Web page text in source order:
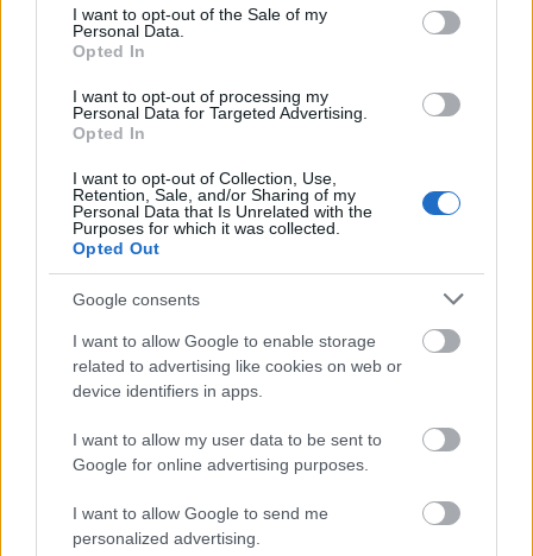
consent section.
I want to opt-out of the Sale of my
Personal Data.
Opted In
I want to opt-out of processing my
Personal Data for Targeted Advertising.
Opted In
I want to opt-out of Collection, Use,
Retention, Sale, and/or Sharing of my
Personal Data that Is Unrelated with the
Purposes for which it was collected.
Opted Out
Google consents
I want to allow Google to enable storage
related to advertising like cookies on web or
device identifiers in apps.
I want to allow my user data to be sent to
Google for online advertising purposes.
I want to allow Google to send me
personalized advertising.
ΔΙΑΒΑΣΕ ΑΚΟΜΗ:
Η στιγμή που ο Άλεκ Μπόλντουιν καταλαβαίνει οτι
σκότωσε την 42χρονη (vid)
Ειδικός εξηγεί πως το όπλο του Μπόλντουιν σκότωσε την
42χρονη: «Το περιβάλλον ευνοούσε τα λάθη» (vid)
Σκορδά εναντίον Σρόιτερ για την «Αυτοψία»: «Πήγε να
πάρει αποκλειστικό παράπλευρα» (vid)
Για να προσθέσεις το σχόλιο